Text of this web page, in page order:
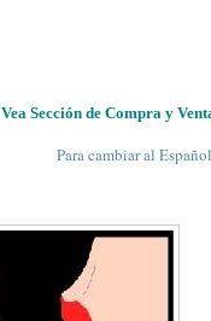
Vea Sección de Compra y
Para cambiar al Español